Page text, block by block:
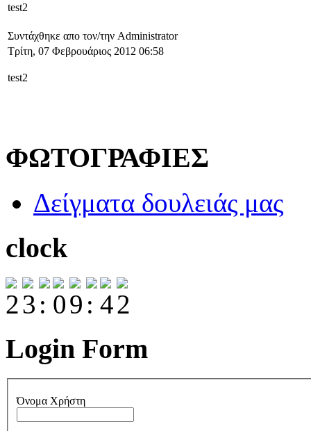
test2
Συντάχθηκε απο τον/την Administrator
Τρίτη, 07 Φεβρουάριος 2012 06:58
test2
ΦΩΤΟΓΡΑΦΙΕΣ
Δείγματα δουλειάς μας
clock
Login Form
Όνομα Χρήστη